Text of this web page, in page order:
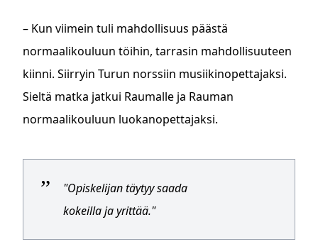
– Kun viimein tuli mahdollisuus päästä
normaalikouluun töihin, tarrasin mahdollisuuteen
kiinni. Siirryin Turun norssiin musiikinopettajaksi.
Sieltä matka jatkui Raumalle ja Rauman
normaalikouluun luokanopettajaksi.
"Opiskelijan täytyy saada
kokeilla ja yrittää."